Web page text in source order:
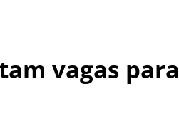
vagas para